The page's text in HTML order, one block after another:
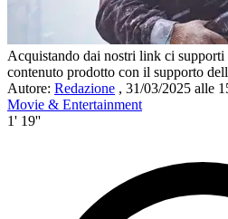
Acquistando dai nostri link ci supporti
contenuto prodotto con il supporto
Autore: Redazione , 31/03/2025 alle
Movie & Entertainment
1' 19''